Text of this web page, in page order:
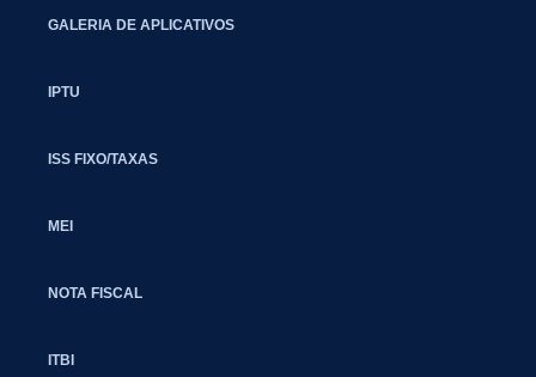
GALERIA DE APLICATIVOS
IPTU
ISS FIXO/TAXAS
MEI
NOTA FISCAL
ITBI